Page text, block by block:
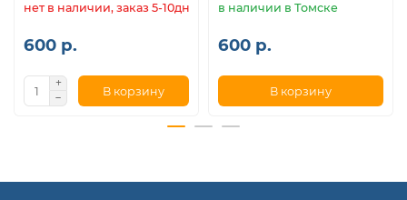
нет в наличии, заказ 5-10дн.
600 р.
В корзину
в наличии в Томске
600 р.
В корзину